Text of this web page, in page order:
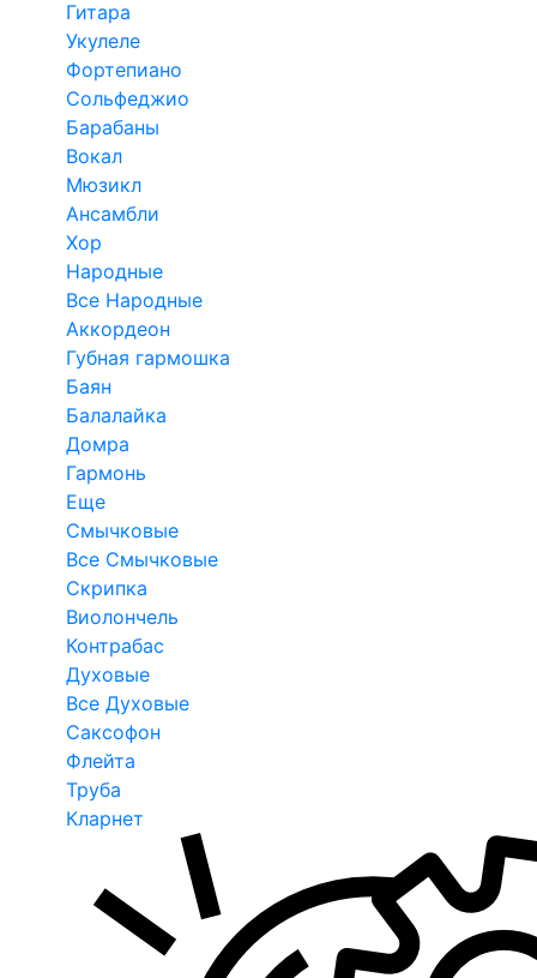
Гитара
Укулеле
Фортепиано
Сольфеджио
Барабаны
Вокал
Мюзикл
Ансамбли
Хор
Народные
Все Народные
Аккордеон
Губная гармошка
Баян
Балалайка
Домра
Гармонь
Еще
Смычковые
Все Смычковые
Скрипка
Виолончель
Контрабас
Духовые
Все Духовые
Саксофон
Флейта
Труба
Кларнет